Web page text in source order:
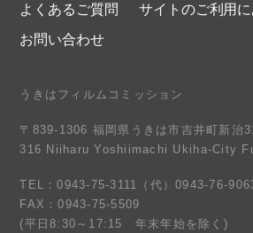
よくあるご質問
サイトのご利用
お問い合わせ
うきはフィルムコミッション
〒839-1306 福岡県うきは市吉井町新治
316 Niiharu Yoshiimachi Ukiha-City
TEL：0943-75-3111（代）0943-76-
FAX：0943-75-5509
(平日8:30～17:15 年末年始を除く)